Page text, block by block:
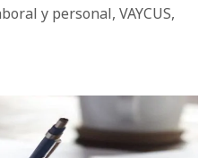
y personal, VAYCUS,